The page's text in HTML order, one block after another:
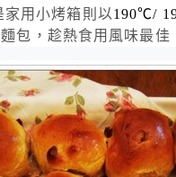
家用小烤箱則以190℃/
包，趁熱食用風味最佳